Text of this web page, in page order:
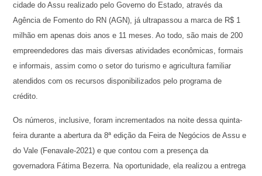
cidade do Assu realizado pelo Governo do Estado, através da
Agência de Fomento do RN (AGN), já ultrapassou a marca de R$ 1
milhão em apenas dois anos e 11 meses. Ao todo, são mais de 200
empreendedores das mais diversas atividades econômicas, formais
e informais, assim como o setor do turismo e agricultura familiar
atendidos com os recursos disponibilizados pelo programa de
crédito.
Os números, inclusive, foram incrementados na noite dessa quinta-
feira durante a abertura da 8ª edição da Feira de Negócios de Assu e
do Vale (Fenavale-2021) e que contou com a presença da
governadora Fátima Bezerra. Na oportunidade, ela realizou a entrega